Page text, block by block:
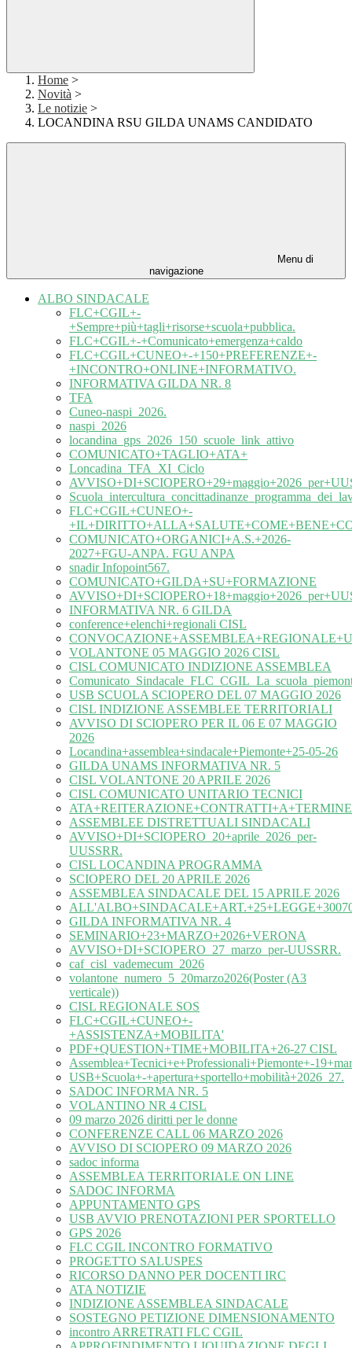
Home >
Novità >
Le notizie >
LOCANDINA RSU GILDA UNAMS CANDIDATO
Menu di
navigazione
ALBO SINDACALE
FLC+CGIL+-
+Sempre+più+tagli+risorse+scuola+pubblica.
FLC+CGIL+-+Comunicato+emergenza+caldo
FLC+CGIL+CUNEO+-+150+PREFERENZE+-
+INCONTRO+ONLINE+INFORMATIVO.
INFORMATIVA GILDA NR. 8
TFA
Cuneo-naspi_2026.
naspi_2026
locandina_gps_2026_150_scuole_link_attivo
COMUNICATO+TAGLIO+ATA+
Loncadina_TFA_XI_Ciclo
FLC+CGIL+CUNEO+-
COMUNICATO+ORGANICI+A.S.+2026-
2027+FGU-ANPA. FGU ANPA
snadir Infopoint567.
COMUNICATO+GILDA+SU+FORMAZIONE
INFORMATIVA NR. 6 GILDA
conference+elenchi+regionali CISL
VOLANTONE 05 MAGGIO 2026 CISL
CISL COMUNICATO INDIZIONE ASSEMBLEA
USB SCUOLA SCIOPERO DEL 07 MAGGIO 2026
CISL INDIZIONE ASSEMBLEE TERRITORIALI
AVVISO DI SCIOPERO PER IL 06 E 07 MAGGIO
2026
Locandina+assemblea+sindacale+Piemonte+25-05-26
GILDA UNAMS INFORMATIVA NR. 5
CISL VOLANTONE 20 APRILE 2026
CISL COMUNICATO UNITARIO TECNICI
ATA+REITERAZIONE+CONTRATTI+A+TERMINE
ASSEMBLEE DISTRETTUALI SINDACALI
AVVISO+DI+SCIOPERO_20+aprile_2026_per-
UUSSRR.
CISL LOCANDINA PROGRAMMA
SCIOPERO DEL 20 APRILE 2026
ASSEMBLEA SINDACALE DEL 15 APRILE 2026
GILDA INFORMATIVA NR. 4
SEMINARIO+23+MARZO+2026+VERONA
AVVISO+DI+SCIOPERO_27_marzo_per-UUSSRR.
caf_cisl_vademecum_2026
volantone_numero_5_20marzo2026(Poster (A3
verticale))
CISL REGIONALE SOS
FLC+CGIL+CUNEO+-
+ASSISTENZA+MOBILITA'
PDF+QUESTION+TIME+MOBILITA+26-27 CISL
Assemblea+Tecnici+e+Professionali+Piemonte+-
USB+Scuola+-+apertura+sportello+mobilità+2026_27.
SADOC INFORMA NR. 5
VOLANTINO NR 4 CISL
09 marzo 2026 diritti per le donne
CONFERENZE CALL 06 MARZO 2026
AVVISO DI SCIOPERO 09 MARZO 2026
sadoc informa
ASSEMBLEA TERRITORIALE ON LINE
SADOC INFORMA
APPUNTAMENTO GPS
USB AVVIO PRENOTAZIONI PER SPORTELLO
GPS 2026
FLC CGIL INCONTRO FORMATIVO
PROGETTO SALUSPES
RICORSO DANNO PER DOCENTI IRC
ATA NOTIZIE
INDIZIONE ASSEMBLEA SINDACALE
SOSTEGNO PETIZIONE DIMENSIONAMENTO
incontro ARRETRATI FLC CGIL